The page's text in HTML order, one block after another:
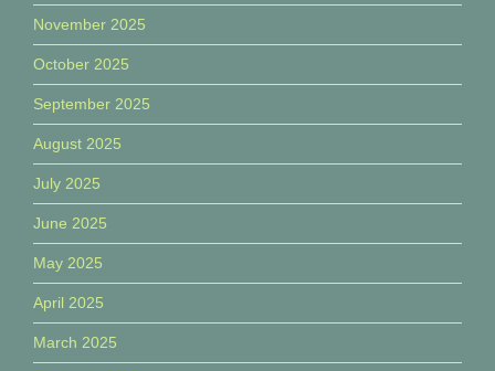
November 2025
October 2025
September 2025
August 2025
July 2025
June 2025
May 2025
April 2025
March 2025